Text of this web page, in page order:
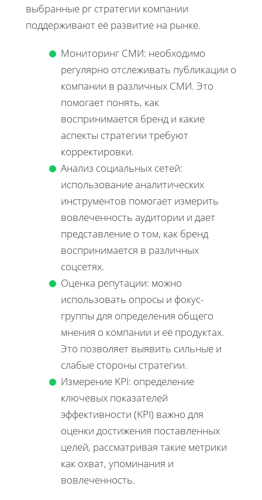
выбранные pr стратегии компании
поддерживают её развитие на рынке.
Мониторинг СМИ: необходимо
регулярно отслеживать публикации о
компании в различных СМИ. Это
помогает понять, как
воспринимается бренд и какие
аспекты стратегии требуют
корректировки.
Анализ социальных сетей:
использование аналитических
инструментов помогает измерить
вовлеченность аудитории и дает
представление о том, как бренд
воспринимается в различных
соцсетях.
Оценка репутации: можно
использовать опросы и фокус-
группы для определения общего
мнения о компании и её продуктах.
Это позволяет выявить сильные и
слабые стороны стратегии.
Измерение KPI: определение
ключевых показателей
эффективности (KPI) важно для
оценки достижения поставленных
целей, рассматривая такие метрики
как охват, упоминания и
вовлеченность.